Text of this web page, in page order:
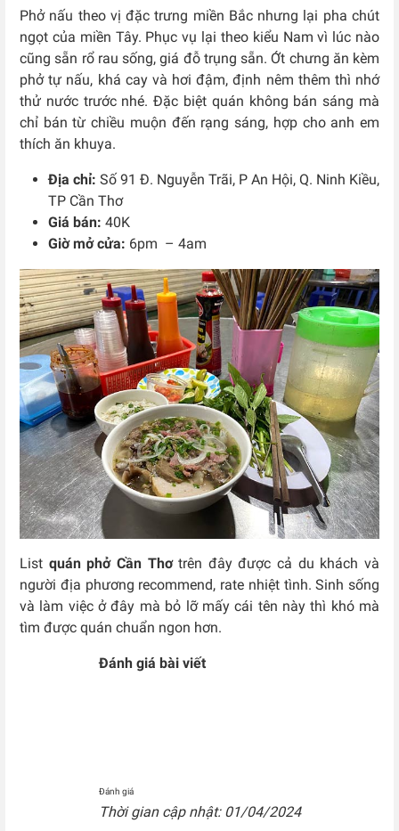
Phở nấu theo vị đặc trưng miền Bắc nhưng lại pha chút
ngọt của miền Tây. Phục vụ lại theo kiểu Nam vì lúc nào
cũng sẵn rổ rau sống, giá đỗ trụng sẵn. Ớt chưng ăn kèm
phở tự nấu, khá cay và hơi đậm, định nêm thêm thì nhớ
thử nước trước nhé. Đặc biệt quán không bán sáng mà
chỉ bán từ chiều muộn đến rạng sáng, hợp cho anh em
thích ăn khuya.
Địa chỉ: Số 91 Đ. Nguyễn Trãi, P An Hội, Q. Ninh Kiều,
TP Cần Thơ
Giá bán: 40K
Giờ mở cửa: 6pm – 4am
List quán phở Cần Thơtrên đây được cả du khách và
người địa phương recommend, rate nhiệt tình. Sinh sống
và làm việc ở đây mà bỏ lỡ mấy cái tên này thì khó mà
tìm được quán chuẩn ngon hơn.
Đánh giá bài viết
Đánh giá
Thời gian cập nhật: 01/04/2024